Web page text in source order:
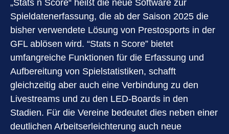
„Stats n Score“ heißt die neue Software zur
Spieldatenerfassung, die ab der Saison 2025 die
bisher verwendete Lösung von Prestosports in der
GFL ablösen wird. “Stats n Score” bietet
umfangreiche Funktionen für die Erfassung und
Aufbereitung von Spielstatistiken, schafft
gleichzeitig aber auch eine Verbindung zu den
Livestreams und zu den LED-Boards in den
Stadien. Für die Vereine bedeutet dies neben einer
deutlichen Arbeitserleichterung auch neue